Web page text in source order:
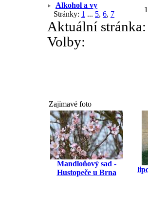
Alkohol a vy
Stránky: 1 ... 5, 6, 7
Aktuální
Volby:
Zajímavé foto
Mandloňový sad -
Hustopeče u Brna